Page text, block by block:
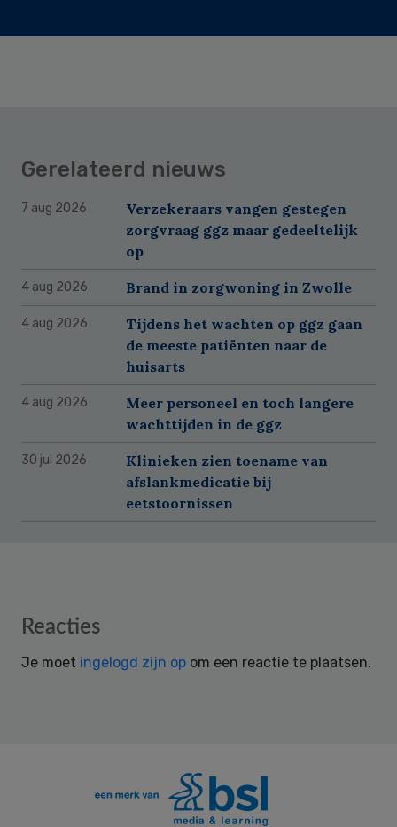
Gerelateerd nieuws
7 aug 2026
Verzekeraars vangen gestegen
zorgvraag ggz maar gedeeltelijk
op
4 aug 2026 Brand in zorgwoning in Zwolle
4 aug 2026
Tijdens het wachten op ggz gaan
de meeste patiënten naar de
huisarts
4 aug 2026
Meer personeel en toch langere
wachttijden in de ggz
30 jul 2026
Klinieken zien toename van
afslankmedicatie bij
eetstoornissen
Reader
Reacties
Je moet ingelogd zijn op om een reactie te plaatsen.